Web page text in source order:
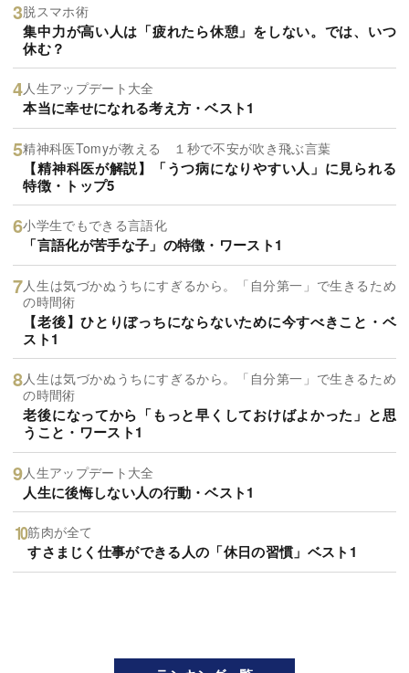
脱スマホ術
集中力が高い人は「疲れたら休憩」をしない。では、いつ
休む？
人生アップデート大全
本当に幸せになれる考え方・ベスト1
精神科医Tomyが教える １秒で不安が吹き飛ぶ言葉
【精神科医が解説】「うつ病になりやすい人」に見られる
特徴・トップ5
小学生でもできる言語化
「言語化が苦手な子」の特徴・ワースト1
人生は気づかぬうちにすぎるから。「自分第一」で生きるため
の時間術
【老後】ひとりぼっちにならないために今すべきこと・ベ
スト1
人生は気づかぬうちにすぎるから。「自分第一」で生きるため
の時間術
老後になってから「もっと早くしておけばよかった」と思
うこと・ワースト1
人生アップデート大全
人生に後悔しない人の行動・ベスト1
筋肉が全て
すさまじく仕事ができる人の「休日の習慣」ベスト1